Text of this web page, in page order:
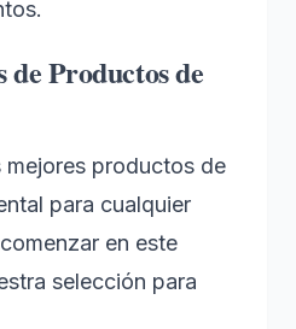
Productos de
mejores productos de
para cualquier
en este
selección para